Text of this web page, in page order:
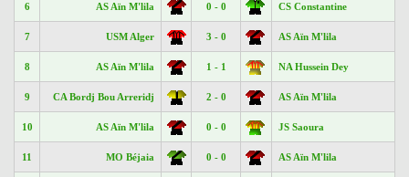
6 AS Aïn M'lila 0 - 0 CS Constantine
7 USM Alger 3 - 0 AS Aïn M'lila
8 AS Aïn M'lila 1 - 1 NA Hussein Dey
9 CA Bordj Bou Arreridj 2 - 0 AS Aïn M'lila
10 AS Aïn M'lila 0 - 0 JS Saoura
11 MO Béjaia 0 - 0 AS Aïn M'lila